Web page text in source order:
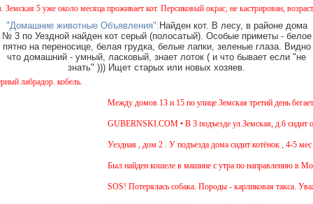
5 уже около месяца проживает кот. Персиковый окрас, не кастрирован, возраст
"Домашние животные Объявления": Найден кот. В лесу, в районе дома
№ 3 по Уездной найден кот серый (полосатый). Особые приметы - белое
пятно на переносице, белая грудка, белые лапки, зеленые глаза. Видно
что домашний - умный, ласковый, знает лоток ( и что бывает если "не
знать" ))) Ищет старых или новых хозяев.
кобель.
Между домов 13 и 15 по улице Земская третий день бегает
GUBERNSKI.COM • В 3 подъезде ул.Земская, д.6 сидит
Уездная , дом 2 . У подъезда дома сидит котёнок , 4-5 мес
Был найден кошеле в машине с утра по направлению в
SOS! Потерялась собака. Породы - карликовая такса.